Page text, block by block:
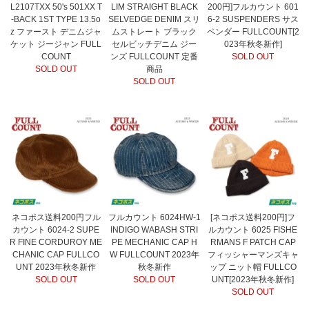
L2107TXX 50's 501XX T
-BACK 1ST TYPE 13.5o
z ファースト デニムジャ
ケット ジージャン FULL
COUNT
SOLD OUT
LIM STRAIGHT BLACK
SELVEDGE DENIM スリ
ムストレート ブラック
セルビッチデニム ジー
ンズ FULLCOUNT 定番
商品
SOLD OUT
200円]フルカウント 601
6-2 SUSPENDERS サス
ペンダー FULLCOUNT[2
023年秋冬新作]
SOLD OUT
ネコポス送料200円フル
カウント 6024-2 SUPE
R FINE CORDUROY ME
CHANIC CAP FULLCO
UNT 2023年秋冬新作
SOLD OUT
フルカウント 6024HW-1
INDIGO WABASH STRI
PE MECHANIC CAP H
W FULLCOUNT 2023年
秋冬新作
SOLD OUT
[ネコポス送料200円]フ
ルカウント 6025 FISHE
RMANS F PATCH CAP
フィッシャーマンズキャ
ップ ニット帽 FULLCO
UNT[2023年秋冬新作]
SOLD OUT